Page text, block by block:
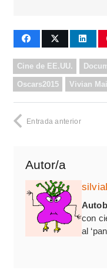
Cine de EE.UU.
Oscars2015 Vivian
Entrada anterior
Autor/a
con
al